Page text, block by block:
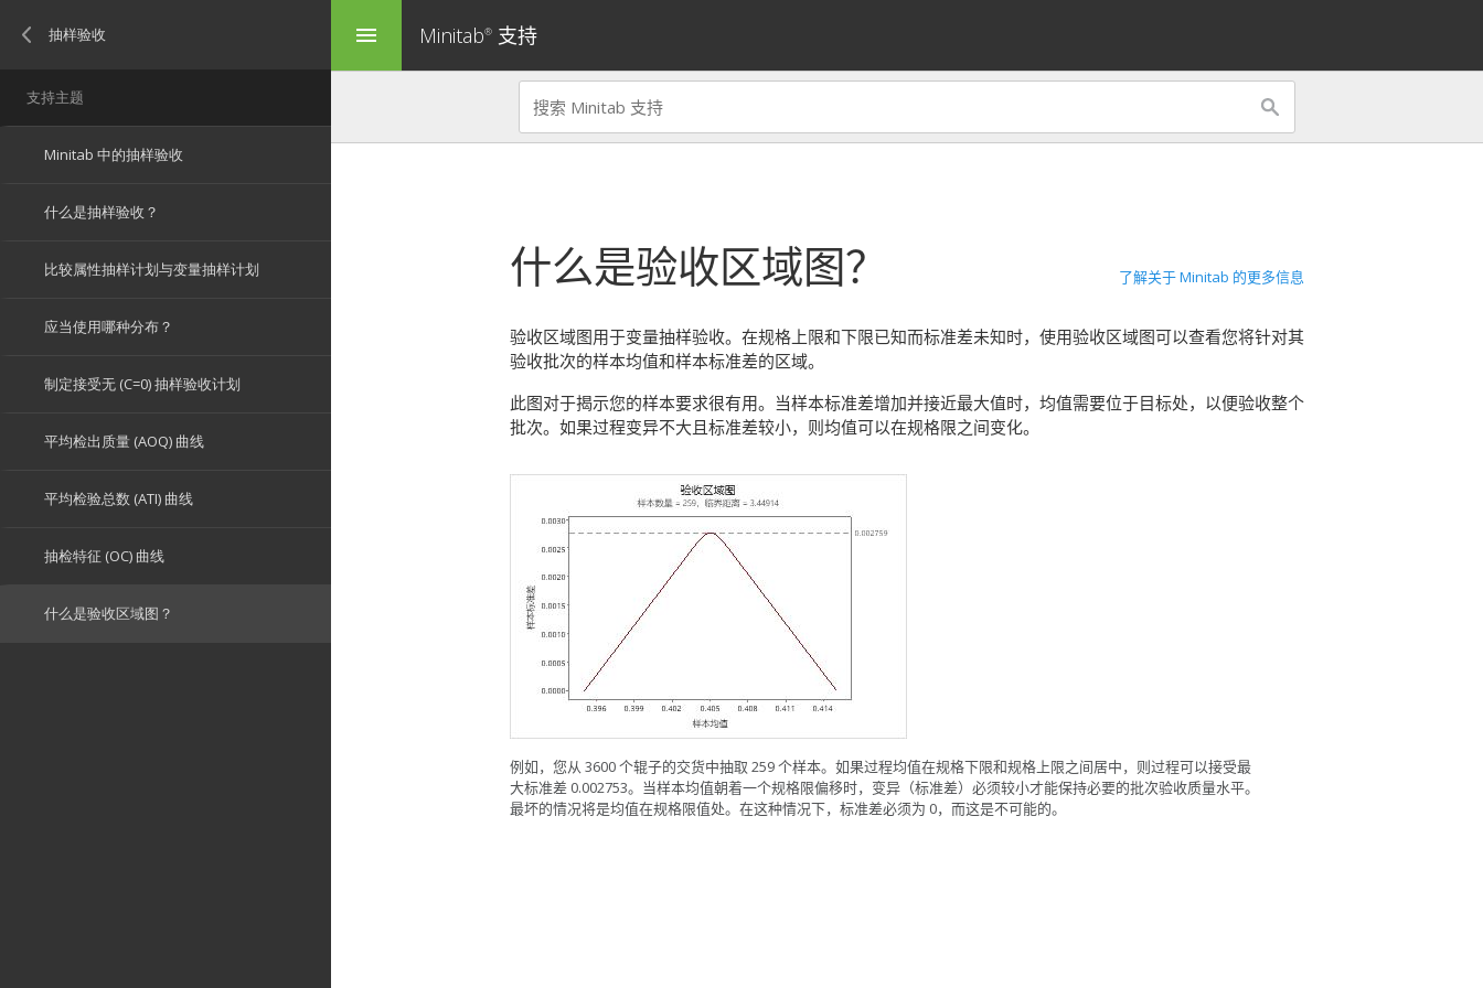
menu Minitab® 支持
什么是验收区域图？ 了解关于 Minitab 的更多信息
验收区域图用于变量抽样验收。在规格上限和下限已知而标准差未知时，使用验收区域图可以查看您将针对其
验收批次的样本均值和样本标准差的区域。
此图对于揭示您的样本要求很有用。当样本标准差增加并接近最大值时，均值需要位于目标处，以便验收整个
批次。如果过程变异不大且标准差较小，则均值可以在规格限之间变化。
例如，您从 3600 个辊子的交货中抽取 259 个样本。如果过程均值在规格下限和规格上限之间居中，则过程可以接受最
大标准差 0.002753。当样本均值朝着一个规格限偏移时，变异（标准差）必须较小才能保持必要的批次验收质量水平。
最坏的情况将是均值在规格限值处。在这种情况下，标准差必须为 0，而这是不可能的。